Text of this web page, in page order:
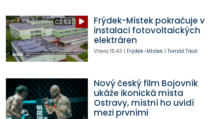
02:53
Frýdek-Místek pokračuje v
instalaci fotovoltaických
elektráren
Včera 15:43 | Frýdek-Místek| Tomáš Tikal
Nový český film Bojovník
ukáže ikonická místa
Ostravy, místní ho uvidí
mezi prvními